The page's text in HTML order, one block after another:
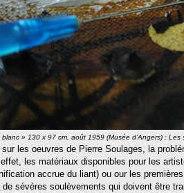
» 130 x 97 cm, août 1959 (Musée d’Angers) ;
les oeuvres de Pierre Soulages, la
les matériaux disponibles pour les
accrue du liant) ou our les
sévères soulèvements qui doivent être